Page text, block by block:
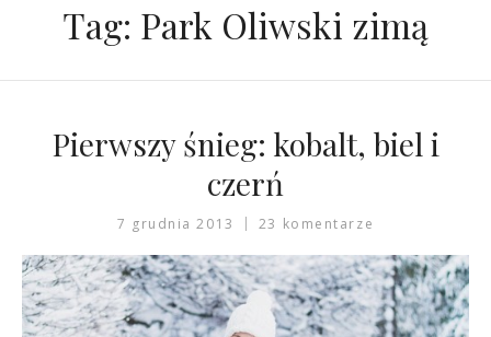
Tag: Park Oliwski zimą
Pierwszy śnieg: kobalt, biel i
czerń
7 grudnia 2013 23 komentarze